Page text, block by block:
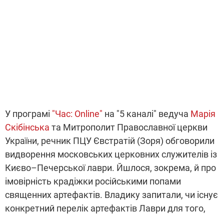
У програмі "Час: Online" на "5 каналі" ведуча Марія
Скібінська та Митрополит Православної церкви
України, речник ПЦУ Євстратій (Зоря) обговорили
видворення московських церковних служителів із
Києво–Печерської лаври. Йшлося, зокрема, й про
імовірність крадіжки російськими попами
священних артефактів. Владику запитали, чи існує
конкретний перелік артефактів Лаври для того,